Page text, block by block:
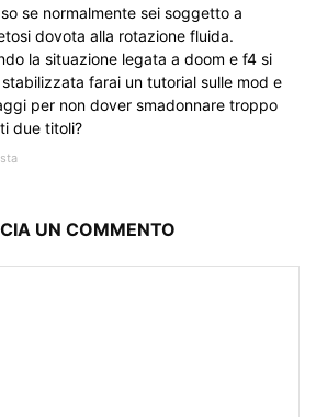
se normalmente sei soggetto a
dovota alla rotazione fluida.
la situazione legata a doom e f4 si
farai un tutorial sulle mod e
per non dover smadonnare troppo
due titoli?
UN COMMENTO